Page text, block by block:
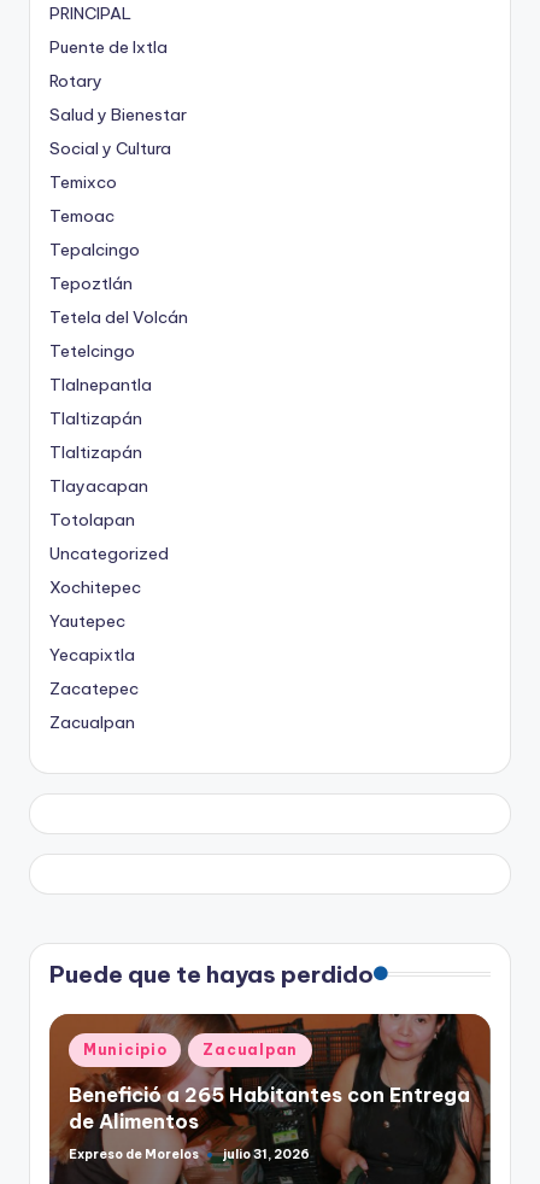
PRINCIPAL
Puente de Ixtla
Rotary
Salud y Bienestar
Social y Cultura
Temixco
Temoac
Tepalcingo
Tepoztlán
Tetela del Volcán
Tetelcingo
Tlalnepantla
Tlaltizapán
Tlaltizapán
Tlayacapan
Totolapan
Uncategorized
Xochitepec
Yautepec
Yecapixtla
Zacatepec
Zacualpan
Puede que te hayas perdido
Publicado
en
Municipio Zacualpan
Benefició a 265 Habitantes con Entrega
de Alimentos
Publicado
Expreso de Morelos julio 31, 2026